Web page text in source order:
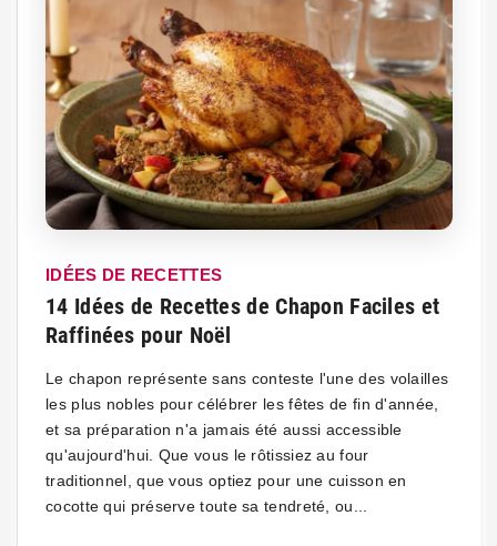
IDÉES DE RECETTES
14 Idées de Recettes de Chapon Faciles et
Raffinées pour Noël
Le chapon représente sans conteste l'une des volailles
les plus nobles pour célébrer les fêtes de fin d'année,
et sa préparation n'a jamais été aussi accessible
qu'aujourd'hui. Que vous le rôtissiez au four
traditionnel, que vous optiez pour une cuisson en
cocotte qui préserve toute sa tendreté, ou...